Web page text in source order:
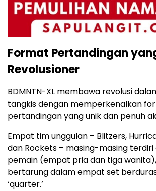
Format Pertandingan
Revolusioner
BDMNTN-XL membawa revolusi
tangkis dengan memperkenalkan
pertandingan yang unik dan penuh
Empat tim unggulan – Blitzers,
dan Rockets – masing-masing terdiri
pemain (empat pria dan tiga
bertarung dalam empat set
‘quarter.’